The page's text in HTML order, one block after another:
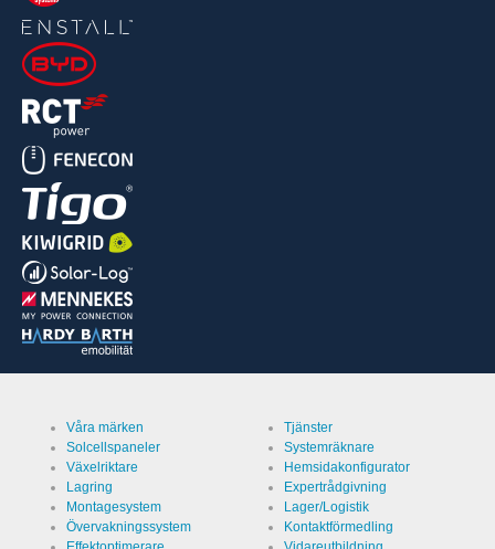
Våra märken
Solcellspaneler
Växelriktare
Lagring
Montagesystem
Övervakningssystem
Tjänster
Systemräknare
Hemsidakonfigurator
Expertrådgivning
Lager/Logistik
Kontaktförmedling